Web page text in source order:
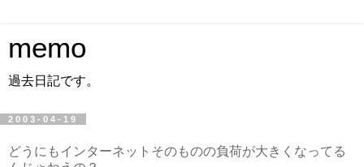
memo
過去日記です。
2003-04-19
どうにもインターネットそのものの負荷が大きくなってる